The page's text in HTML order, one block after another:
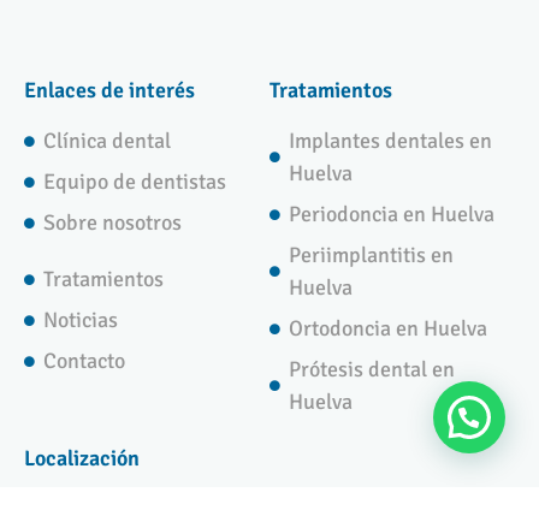
Enlaces de interés
Clínica dental
Equipo de dentistas
Sobre nosotros
Tratamientos
Noticias
Contacto
Tratamientos
Implantes dentales en
Huelva
Periodoncia en Huelva
Periimplantitis en
Huelva
Ortodoncia en Huelva
Prótesis dental en
Huelva
Localización